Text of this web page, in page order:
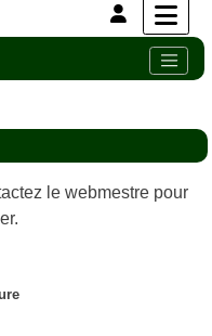
le webmestre pour